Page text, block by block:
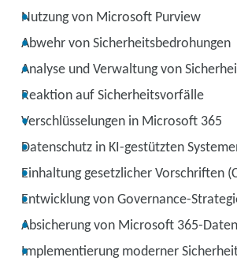
Nutzung von Microsoft Purview
Abwehr von Sicherheitsbedrohungen
Analyse und Verwaltung von
Reaktion auf Sicherheitsvorfälle
Verschlüsselungen in Microsoft 365
Datenschutz in KI-gestützten
Einhaltung gesetzlicher Vorschriften
Entwicklung von Governance-
Absicherung von Microsoft 365-Daten
Implementierung moderner